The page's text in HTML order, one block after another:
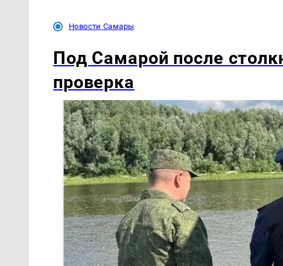
Новости Самары
Под Самарой после
проверка